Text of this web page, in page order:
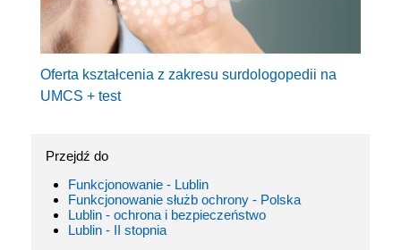
Oferta kształcenia z zakresu surdologopedii na
UMCS + test
Przejdź do
Funkcjonowanie - Lublin
Funkcjonowanie służb ochrony - Polska
Lublin - ochrona i bezpieczeństwo
Lublin - II stopnia